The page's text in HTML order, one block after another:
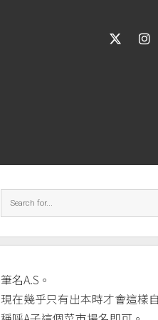
twitter
筆名A.S。
現在幾乎只有出本時才會這樣